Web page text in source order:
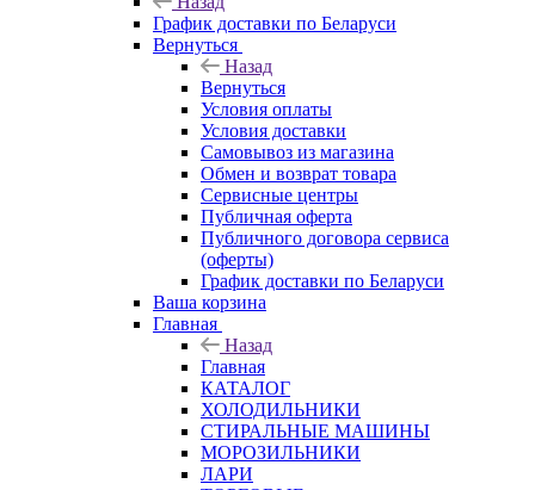
График доставки по Беларуси
Вернуться
Назад
Вернуться
Условия оплаты
Условия доставки
Самовывоз из магазина
Обмен и возврат товара
Сервисные центры
Публичная оферта
Публичного договора сервиса
(оферты)
График доставки по Беларуси
Ваша корзина
Главная
Назад
Главная
КАТАЛОГ
ХОЛОДИЛЬНИКИ
СТИРАЛЬНЫЕ МАШИНЫ
МОРОЗИЛЬНИКИ
ЛАРИ